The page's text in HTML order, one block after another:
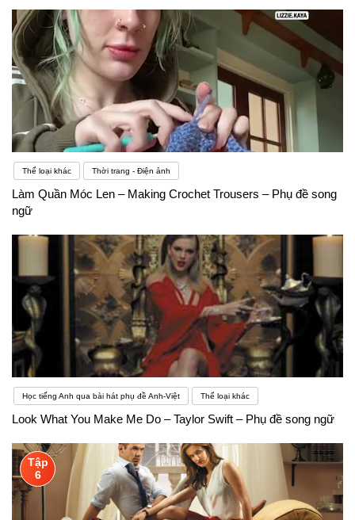
Thể loại khác Thời trang - Điện ảnh
Làm Quần Móc Len – Making Crochet Trousers – Phụ đề song
ngữ
Học tiếng Anh qua bài hát phụ đề Anh-Việt Thể loại khác
Look What You Make Me Do – Taylor Swift – Phụ đề song ngữ
Tập
6